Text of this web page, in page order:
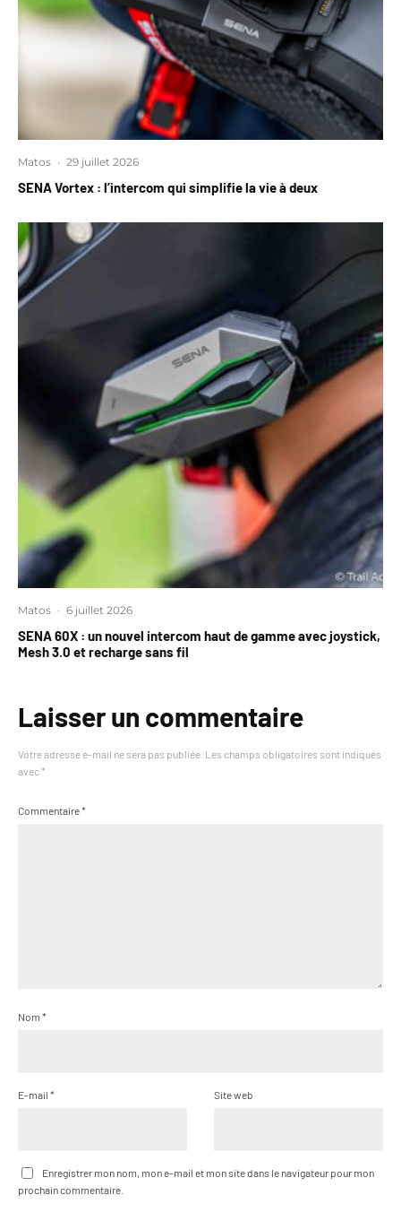
Matos · 29 juillet 2026
SENA Vortex : l’intercom qui simplifie la vie à deux
Matos · 6 juillet 2026
SENA 60X : un nouvel intercom haut de gamme avec joystick,
Mesh 3.0 et recharge sans fil
Laisser un commentaire
Votre adresse e-mail ne sera pas publiée. Les champs obligatoires sont indiqués
avec *
Commentaire*
Nom *
E-mail * Site web
Enregistrer mon nom, mon e-mail et mon site dans le navigateur pour mon
prochain commentaire.